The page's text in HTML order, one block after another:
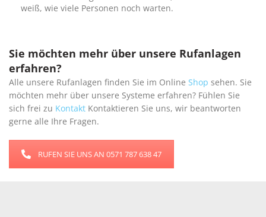
weiß, wie viele Personen noch warten.
Sie möchten mehr über unsere Rufanlagen
erfahren?
Alle unsere Rufanlagen finden Sie im Online Shop sehen. Sie
möchten mehr über unsere Systeme erfahren? Fühlen Sie
sich frei zu Kontakt Kontaktieren Sie uns, wir beantworten
gerne alle Ihre Fragen.
RUFEN SIE UNS AN 0571 787 638 47